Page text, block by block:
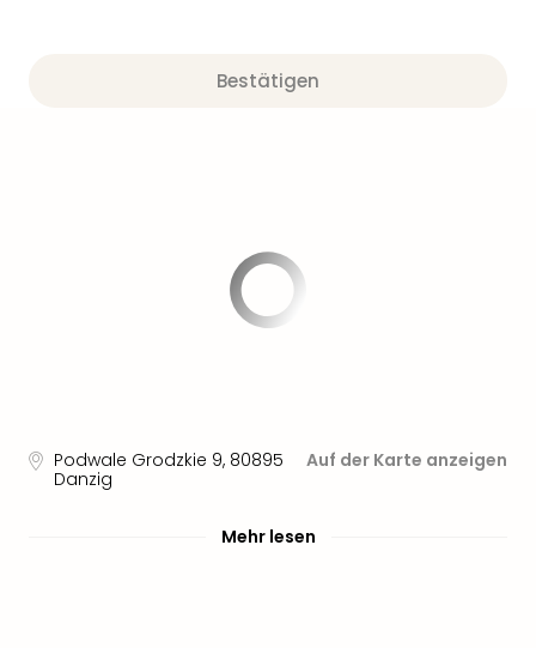
Bestätigen
Podwale Grodzkie 9, 80895
Danzig
Auf der Karte anzeigen
Mehr lesen